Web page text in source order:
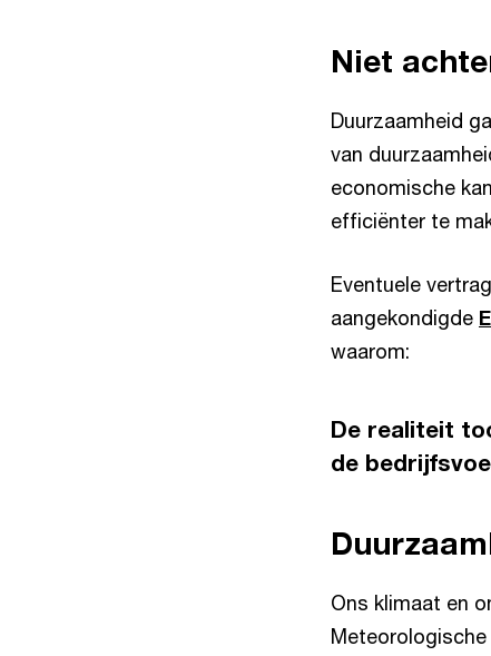
Niet
Duurzaamheid
van
economische
efficiënter te
Eventuele
aangekondigde
waarom:
De realiteit
de
Ons klimaat en